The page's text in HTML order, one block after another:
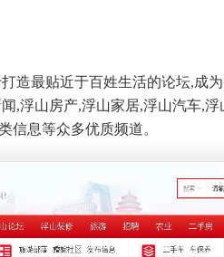
造最贴近于百姓生活的论坛,成
,浮山房产,浮山家居,浮山汽车,
信息等众多优质频道。